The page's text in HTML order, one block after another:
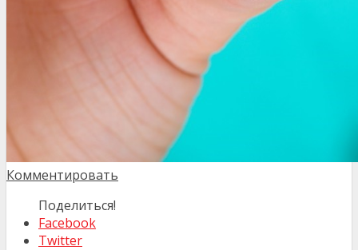
Комментировать
Поделиться!
Facebook
Twitter